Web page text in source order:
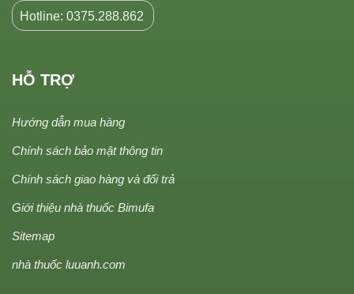
Hotline: 0375.288.862
HỖ TRỢ
Hướng dẫn mua hàng
Chính sách bảo mật thông tin
Chính sách giao hàng và đổi trả
Giới thiệu nhà thuốc Bimufa
Sitemap
nhà thuốc luuanh.com